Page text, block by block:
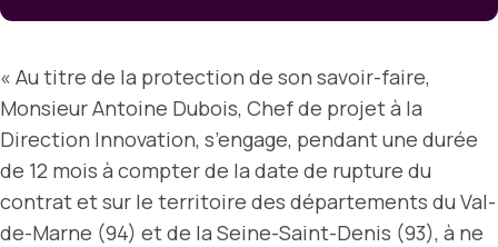
« Au titre de la protection de son savoir-faire,
Monsieur Antoine Dubois, Chef de projet à la
Direction Innovation, s’engage, pendant une durée
de 12 mois à compter de la date de rupture du
contrat et sur le territoire des départements du Val-
de-Marne (94) et de la Seine-Saint-Denis (93), à ne